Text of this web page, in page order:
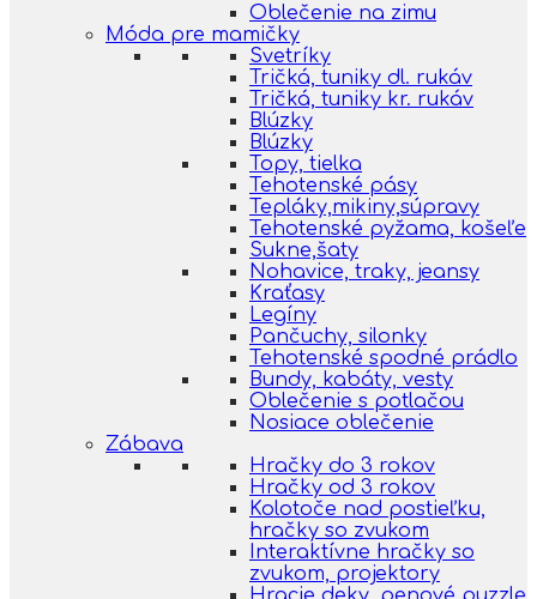
Oblečenie na zimu
Móda pre mamičky
Svetríky
Tričká, tuniky dl. rukáv
Tričká, tuniky kr. rukáv
Blúzky
Blúzky
Topy, tielka
Tehotenské pásy
Tepláky,mikiny,súpravy
Tehotenské pyžama, košeľe
Sukne,šaty
Nohavice, traky, jeansy
Kraťasy
Legíny
Pančuchy, silonky
Tehotenské spodné prádlo
Bundy, kabáty, vesty
Oblečenie s potlačou
Nosiace oblečenie
Zábava
Hračky do 3 rokov
Hračky od 3 rokov
Kolotoče nad postieľku,
hračky so zvukom
Interaktívne hračky so
zvukom, projektory